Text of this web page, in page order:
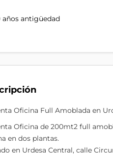
años antigüedad
Oficina Full Amoblada en
Oficina de 200mt2 full
en dos plantas.
en Urdesa Central, calle